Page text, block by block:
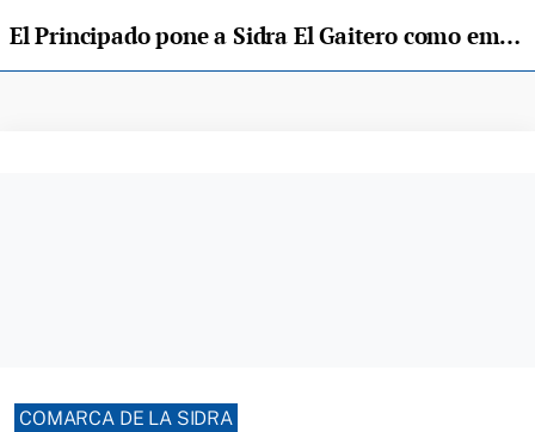
El Principado pone a Sidra El Gaitero como empresa ejemplo de internacionalización
COMARCA DE LA SIDRA